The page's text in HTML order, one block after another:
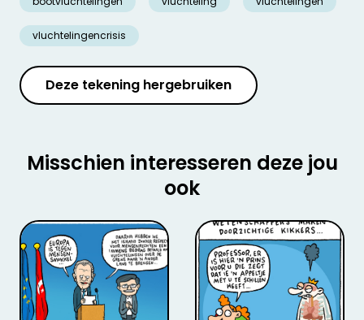
vluchtelingencrisis
Deze tekening hergebruiken
Misschien interesseren deze jou
ook